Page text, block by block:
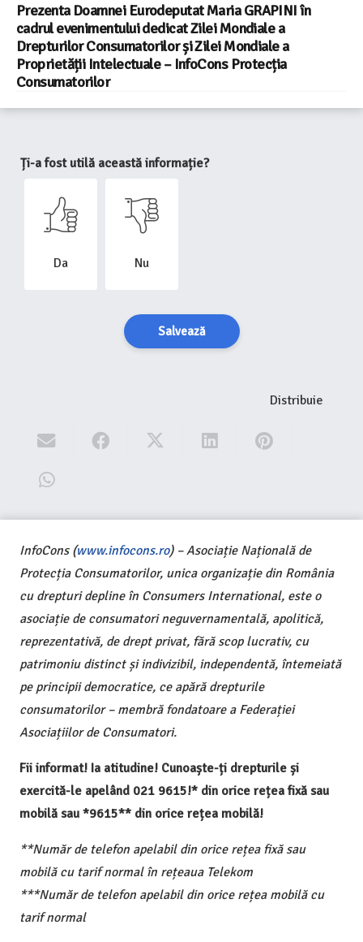
Prezenta Doamnei Eurodeputat Maria GRAPINI în
cadrul evenimentului dedicat Zilei Mondiale a
Drepturilor Consumatorilor și Zilei Mondiale a
Proprietății Intelectuale – InfoCons Protecția
Consumatorilor
Ți-a fost utilă această informație?
Da Nu
Salvează
Distribuie
InfoCons (www.infocons.ro) – Asociație Națională de
Protecția Consumatorilor, unica organizație din România
cu drepturi depline în Consumers International, este o
asociație de consumatori neguvernamentală, apolitică,
reprezentativă, de drept privat, fără scop lucrativ, cu
patrimoniu distinct și indivizibil, independentă, întemeiată
pe principii democratice, ce apără drepturile
consumatorilor – membră fondatoare a Federației
Asociațiilor de Consumatori.
Fii informat! Ia atitudine! Cunoaște-ți drepturile și
exercită-le apelând 021 9615!* din orice rețea fixă sau
mobilă sau *9615** din orice rețea mobilă!
**Număr de telefon apelabil din orice rețea fixă sau
mobilă cu tarif normal în rețeaua Telekom
***Număr de telefon apelabil din orice rețea mobilă cu
tarif normal